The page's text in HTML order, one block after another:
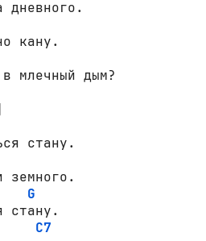
млечный дым?
G
C7